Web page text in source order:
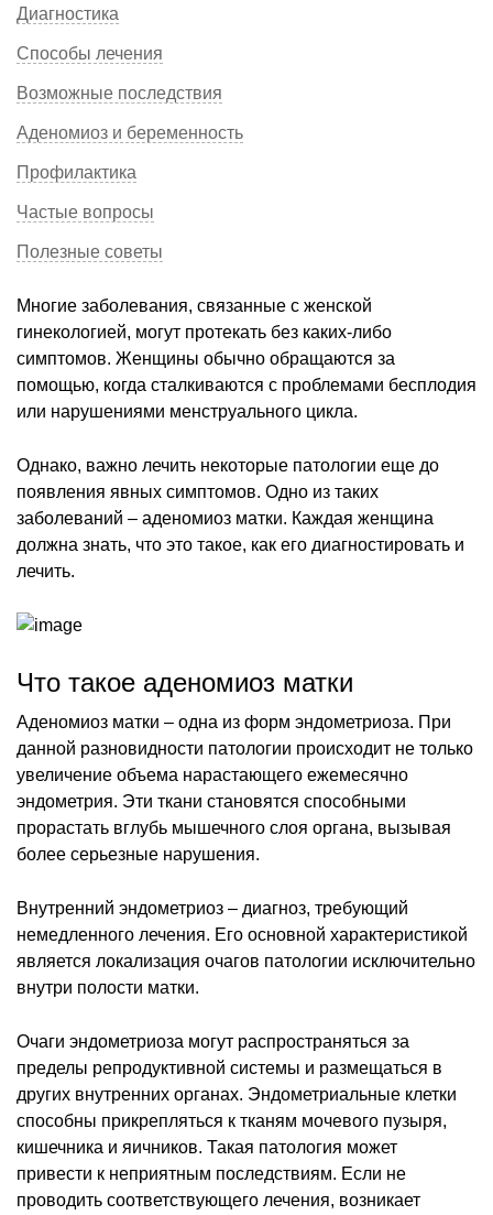
Диагностика
Способы лечения
Возможные последствия
Аденомиоз и беременность
Профилактика
Частые вопросы
Полезные советы
Многие заболевания, связанные с женской
гинекологией, могут протекать без каких-либо
симптомов. Женщины обычно обращаются за
помощью, когда сталкиваются с проблемами бесплодия
или нарушениями менструального цикла.
Однако, важно лечить некоторые патологии еще до
появления явных симптомов. Одно из таких
заболеваний – аденомиоз матки. Каждая женщина
должна знать, что это такое, как его диагностировать и
лечить.
Что такое аденомиоз матки
Аденомиоз матки – одна из форм эндометриоза. При
данной разновидности патологии происходит не только
увеличение объема нарастающего ежемесячно
эндометрия. Эти ткани становятся способными
прорастать вглубь мышечного слоя органа, вызывая
более серьезные нарушения.
Внутренний эндометриоз – диагноз, требующий
немедленного лечения. Его основной характеристикой
является локализация очагов патологии исключительно
внутри полости матки.
Очаги эндометриоза могут распространяться за
пределы репродуктивной системы и размещаться в
других внутренних органах. Эндометриальные клетки
способны прикрепляться к тканям мочевого пузыря,
кишечника и яичников. Такая патология может
привести к неприятным последствиям. Если не
проводить соответствующего лечения, возникает